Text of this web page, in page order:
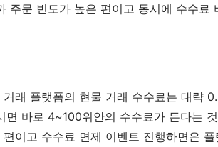
주문 빈도가 높은 편이고 동시에 수수료
래 플랫폼의 현물 거래 수수료는 대략
바로 4~100위안의 수수료가 든다는
이고 수수료 면제 이벤트 진행하면은